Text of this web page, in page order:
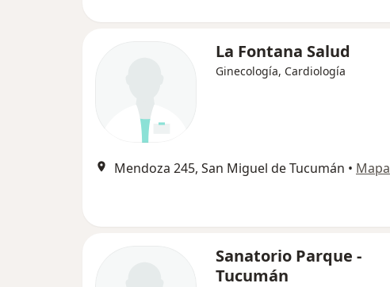
La Fontana Salud
Ginecología, Cardiología
Mendoza 245, San Miguel de Tucumán • Mapa
Sanatorio Parque -
Tucumán